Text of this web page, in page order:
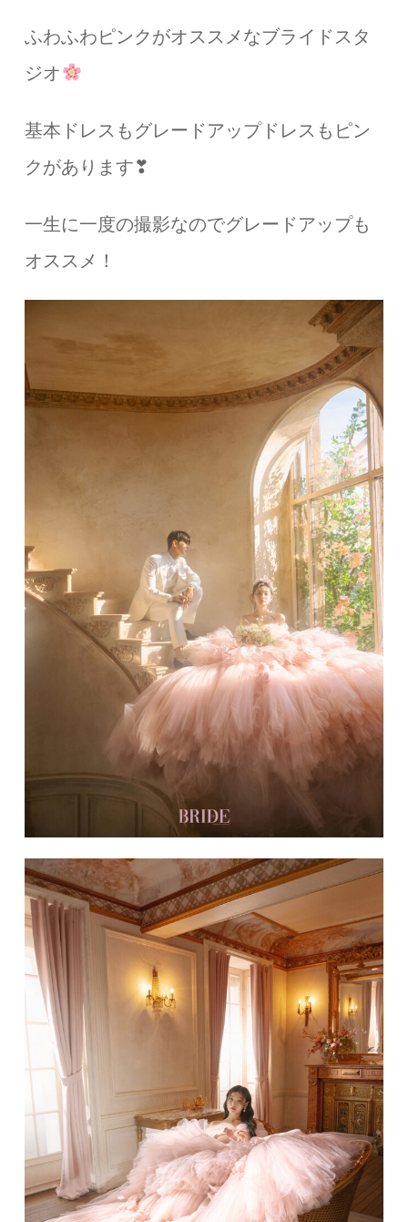
ふわふわピンクがオススメなブライドスタ
ジオ
基本ドレスもグレードアップドレスもピン
クがあります❣
一生に一度の撮影なのでグレードアップも
オススメ！